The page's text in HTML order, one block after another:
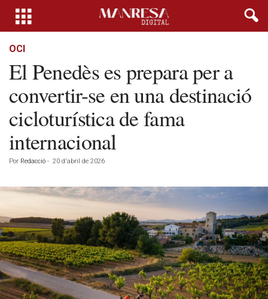
OCI
El Penedès es prepara per a
convertir-se en una destinació
cicloturística de fama
internacional
Por Redacció - 20 d'abril de 2026